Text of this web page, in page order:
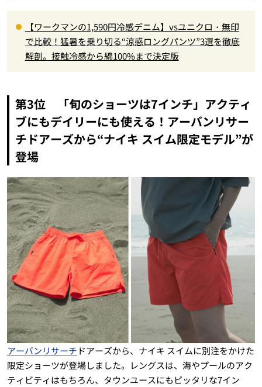
【ワークマンの1,590円冷感デニム】vsユニクロ・無印
で比較！猛暑を乗り切る“涼感ロングパンツ”3選を徹底
解剖。接触冷感から綿100%まで決定版
第3位 「旬のショーツは7インチ」アクティ
ブにもデイリーにも使える！アーバンリサー
チドアーズから“ナイキ スイム限定モデル”が
登場
アーバンリサーチ ドアーズから、ナイキ スイムに別注をかけた
限定ショーツが登場しました。レングスは、海やプールのアク
ティビティはもちろん、タウンユースにもピッタリな7イン